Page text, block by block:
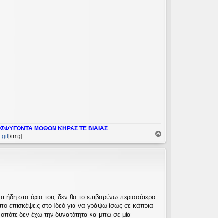
ΜΟΘΟΝ ΚΗΡΑΣ ΤΕ ΒΙΑΙΑΣ
[/img]
ο
ρ
ήδη στα όρια του, δεν θα το επιβαρύνω περισσότερο
επισκέψεις στο Ιδεό για να γράψω ίσως σε κάποια
δεν έχω την δυνατότητα να μπω σε μία